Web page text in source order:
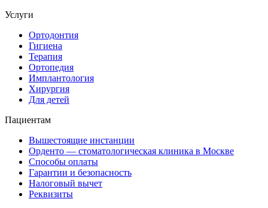
Услуги
Ортодонтия
Гигиена
Терапия
Ортопедия
Имплантология
Хирургия
Для детей
Пациентам
Вышестоящие инстанции
Орденто — стоматологическая клиника в Москве
Способы оплаты
Гарантии и безопасность
Налоговый вычет
Реквизиты